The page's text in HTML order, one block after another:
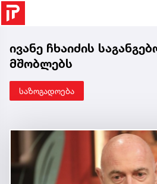
ივანე ჩხაიძის
მშობლებს
საზოგადოება